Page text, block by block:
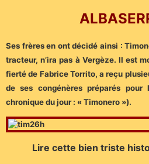
Ses frères en ont décidé ainsi :
tracteur, n’ira pas à Vergèze. Il est
fierté de Fabrice Torrito, a reçu
de ses congénères préparés
chronique du jour : « Timonero »).
Lire cette bien triste